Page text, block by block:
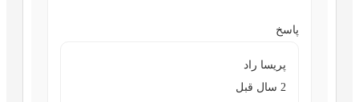
پاسخ
پریسا راد
2 سال قبل